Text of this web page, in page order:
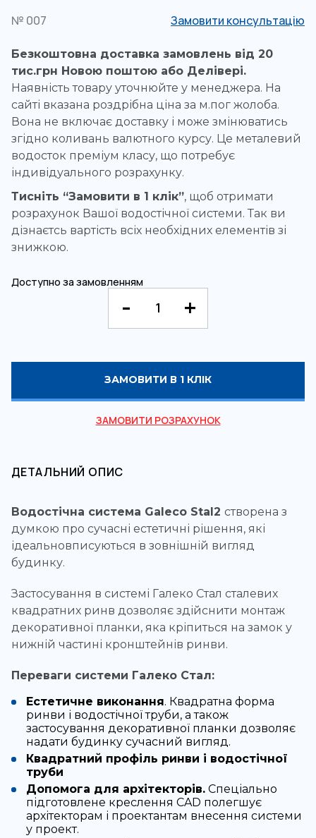
№ 007 Замовити консультацію
Безкоштовна доставка замовлень від 20
тис.грн Новою поштою або Делівері.
Наявність товару уточнюйте у менеджера. На
сайті вказана роздрібна ціна за м.пог жолоба.
Вона не включає доставку і може змінюватись
згідно коливань валютного курсу. Це металевий
водосток преміум класу, що потребує
індивідуального розрахунку.
Тисніть “Замовити в 1 клік”, щоб отримати
розрахунок Вашої водостічної системи. Так ви
дізнаєтсь вартість всіх необхідних елементів зі
знижкою.
Доступно за замовленням
ЗАМОВИТИ В 1 КЛІК
ЗАМОВИТИ РОЗРАХУНОК
ДЕТАЛЬНИЙ ОПИС
Водостічна система Galeco Stal2 створена з
думкою про сучасні естетичні рішення, які
ідеальновписуються в зовнішній вигляд
будинку.
Застосування в системі Галеко Стал сталевих
квадратних ринв дозволяє здійснити монтаж
декоративної планки, яка кріпиться на замок у
нижній частині кронштейнів ринви.
Переваги системи Галеко Стал:
Естетичне виконання. Квадратна форма
ринви і водостічної труби, а також
застосування декоративної планки дозволяє
надати будинку сучасний вигляд.
Квадратний профіль ринви і водостічної
труби
Допомога для архітекторів. Спеціально
підготовлене креслення CAD полегшує
архітекторам і проектантам внесення системи
у проект.